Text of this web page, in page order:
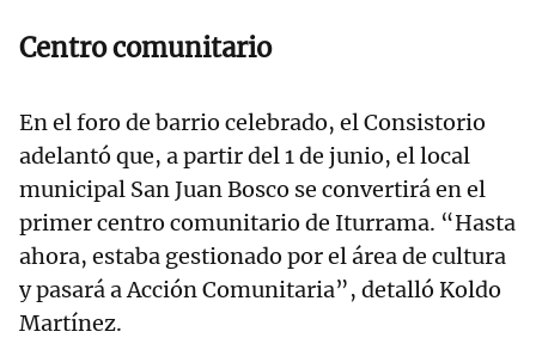
Centro comunitario
En el foro de barrio celebrado, el Consistorio
adelantó que, a partir del 1 de junio, el local
municipal San Juan Bosco se convertirá en el
primer centro comunitario de Iturrama. “Hasta
ahora, estaba gestionado por el área de cultura
y pasará a Acción Comunitaria”, detalló Koldo
Martínez.